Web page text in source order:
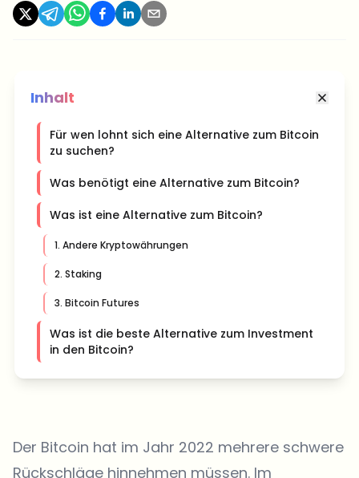
Inhalt
Für wen lohnt sich eine Alternative zum Bitcoin
zu suchen?
Was benötigt eine Alternative zum Bitcoin?
Was ist eine Alternative zum Bitcoin?
1. Andere Kryptowährungen
2. Staking
3. Bitcoin Futures
Was ist die beste Alternative zum Investment
in den Bitcoin?
Der Bitcoin hat im Jahr 2022 mehrere schwere
Rückschläge hinnehmen müssen. Im